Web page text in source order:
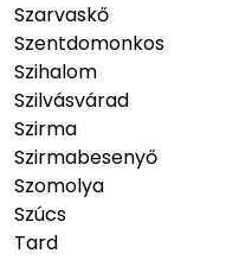
Szarvaskő
Szentdomonkos
Szihalom
Szilvásvárad
Szirma
Szirmabesenyő
Szomolya
Szúcs
Tard